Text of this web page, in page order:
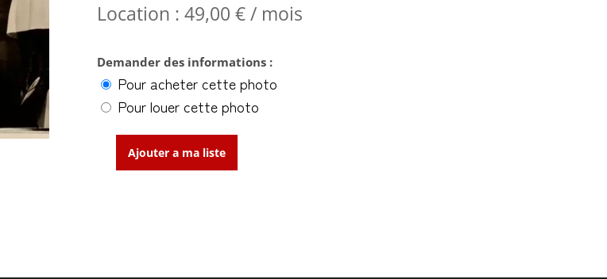
Location : 49,00 €/ mois
Demander des informations :
Pour acheter cette photo
Pour louer cette photo
quantitéAjouter a ma liste